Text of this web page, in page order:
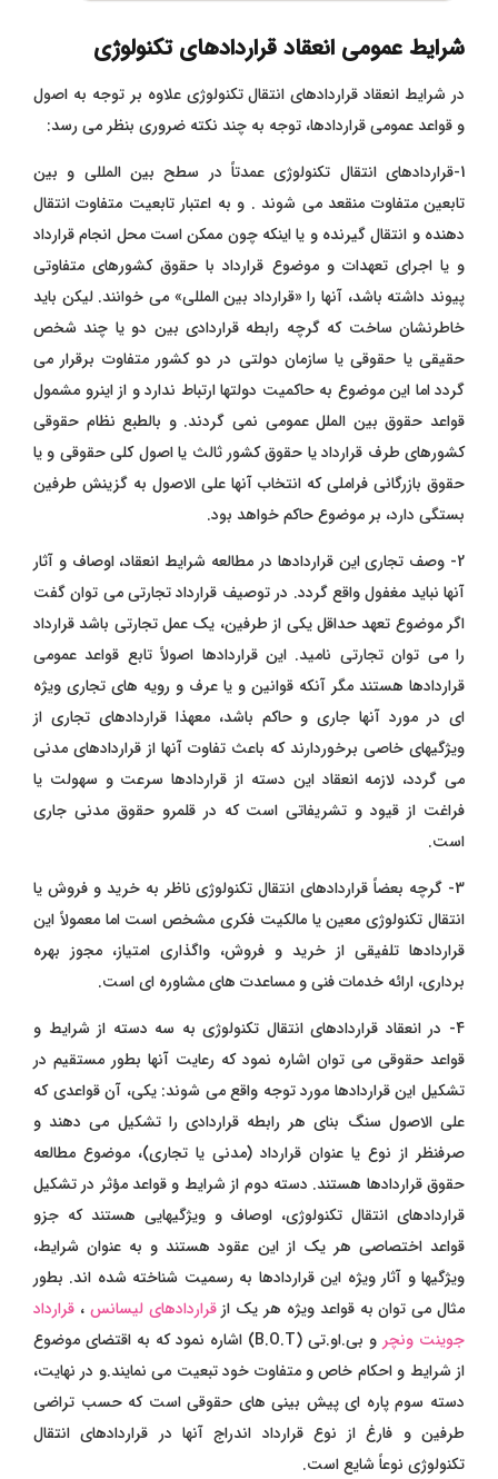
شرایط عمومی انعقاد قراردادهای تکنولوژی
در شرایط انعقاد قراردادهای انتقال تکنولوژی علاوه بر توجه به اصول
و قواعد عمومی قراردادها، توجه به چند نکته ضروری بنظر می رسد:
1-قراردادهای انتقال تکنولوژی عمدتاً در سطح بین المللی و بین
تابعین متفاوت منقعد می شوند . و به اعتبار تابعیت متفاوت انتقال
دهنده و انتقال گیرنده و یا اینکه چون ممکن است محل انجام قرارداد
و یا اجرای تعهدات و موضوع قرارداد با حقوق کشورهای متفاوتی
پیوند داشته باشد، آنها را «قرارداد بین المللی» می خوانند. لیکن باید
خاطرنشان ساخت که گرچه رابطه قراردادی بین دو یا چند شخص
حقیقی یا حقوقی یا سازمان دولتی در دو کشور متفاوت برقرار می
گردد اما این موضوع به حاکمیت دولتها ارتباط ندارد و از اینرو مشمول
قواعد حقوق بین الملل عمومی نمی گردند. و بالطبع نظام حقوقی
کشورهای طرف قرارداد یا حقوق کشور ثالث یا اصول کلی حقوقی و یا
حقوق بازرگانی فراملی که انتخاب آنها علی الاصول به گزینش طرفین
بستگی دارد، بر موضوع حاکم خواهد بود.
2- وصف تجاری این قراردادها در مطالعه شرایط انعقاد، اوصاف و آثار
آنها نباید مغفول واقع گردد. در توصیف قرارداد تجارتی می توان گفت
اگر موضوع تعهد حداقل یکی از طرفین، یک عمل تجارتی باشد قرارداد
را می توان تجارتی نامید. این قراردادها اصولاً تابع قواعد عمومی
قراردادها هستند مگر آنکه قوانین و یا عرف و رویه های تجاری ویژه
ای در مورد آنها جاری و حاکم باشد، معهذا قراردادهای تجاری از
ویژگیهای خاصی برخوردارند که باعث تفاوت آنها از قراردادهای مدنی
می گردد، لازمه انعقاد این دسته از قراردادها سرعت و سهولت یا
فراغت از قیود و تشریفاتی است که در قلمرو حقوق مدنی جاری
است.
3- گرچه بعضاً قراردادهای انتقال تکنولوژی ناظر به خرید و فروش یا
انتقال تکنولوژی معین یا مالکیت فکری مشخص است اما معمولاً این
قراردادها تلفیقی از خرید و فروش، واگذاری امتیاز، مجوز بهره
برداری، ارائه خدمات فنی و مساعدت های مشاوره ای است.
4- در انعقاد قراردادهای انتقال تکنولوژی به سه دسته از شرایط و
قواعد حقوقی می توان اشاره نمود که رعایت آنها بطور مستقیم در
تشکیل این قراردادها مورد توجه واقع می شوند: یکی، آن قواعدی که
علی الاصول سنگ بنای هر رابطه قراردادی را تشکیل می دهند و
صرفنظر از نوع یا عنوان قرارداد (مدنی یا تجاری)، موضوع مطالعه
حقوق قراردادها هستند. دسته دوم از شرایط و قواعد مؤثر در تشکیل
قراردادهای انتقال تکنولوژی، اوصاف و ویژگیهایی هستند که جزو
قواعد اختصاصی هر یک از این عقود هستند و به عنوان شرایط،
ویژگیها و آثار ویژه این قراردادها به رسمیت شناخته شده اند. بطور
مثال می توان به قواعد ویژه هر یک ازقراردادهای لیسانس ، قرارداد
جوینت ونچر
و بی.او.تی (B.O.T) اشاره نمود که به اقتضای موضوع
از شرایط و احکام خاص و متفاوت خود تبعیت می نمایند.و در نهایت،
دسته سوم پاره ای پیش بینی های حقوقی است که حسب تراضی
طرفین و فارغ از نوع قرارداد اندراج آنها در قراردادهای انتقال
تکنولوژی نوعاً شایع است.